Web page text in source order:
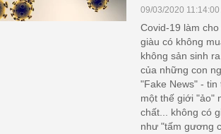
09/03/2020 11:14:00
Covid-19 làm
giàu có không
không sản sinh
của những con
"Fake News" -
một thế giới "ảo"
chất... không có
như "tấm gương